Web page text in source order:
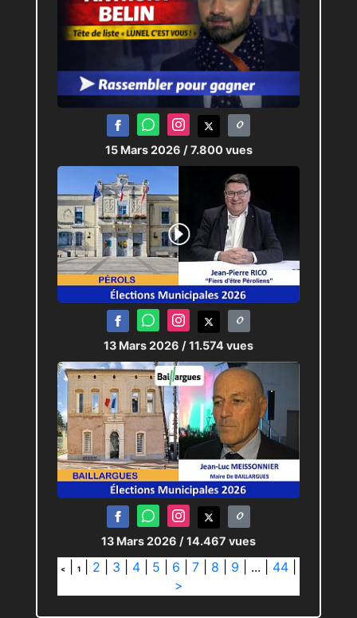
15 Mars 2026 / 7.800 vues
13 Mars 2026 / 11.574 vues
13 Mars 2026 / 14.467 vues
< 1 2 3 4 5 6 7 8 9 ... 44
>